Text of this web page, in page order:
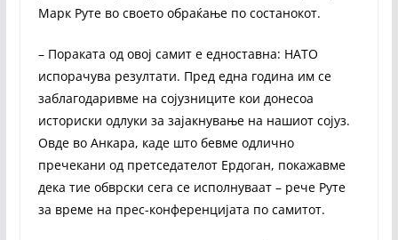
Марк Руте во своето обраќање по состанокот.
– Пораката од овој самит е едноставна: НАТО
испорачува резултати. Пред една година им се
заблагодаривме на сојузниците кои донесоа
историски одлуки за зајакнување на нашиот сојуз.
Овде во Анкара, каде што бевме одлично
пречекани од претседателот Ердоган, покажавме
дека тие обврски сега се исполнуваат – рече Руте
за време на прес-конференцијата по самитот.